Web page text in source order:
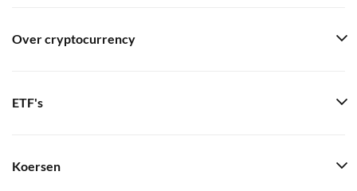
Over cryptocurrency
ETF's
Koersen